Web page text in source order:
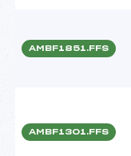
AMBF1851.FFS
AMBF1301.FFS